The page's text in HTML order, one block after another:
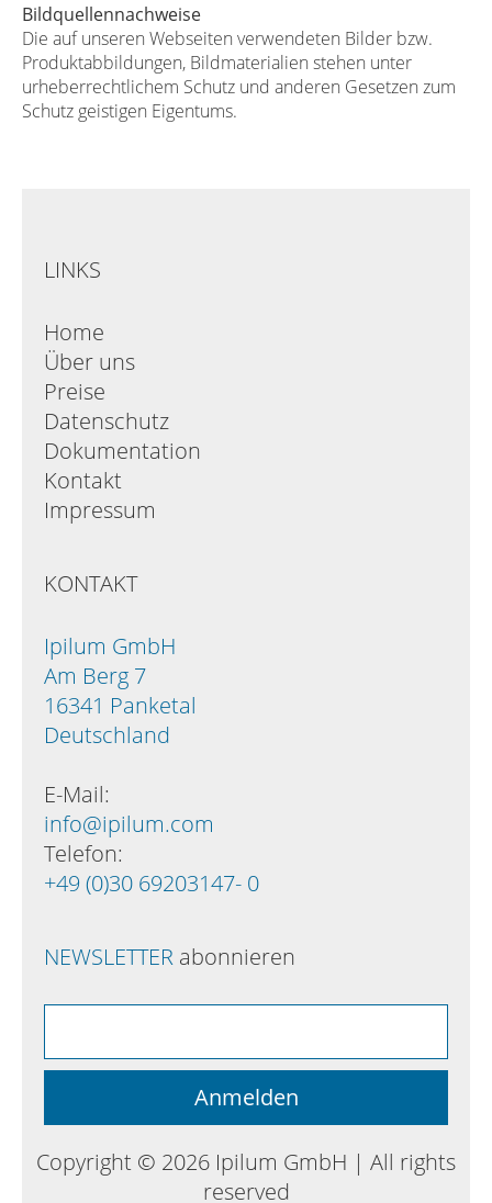
Bildquellennachweise
Die auf unseren Webseiten verwendeten Bilder bzw.
Produktabbildungen, Bildmaterialien stehen unter
urheberrechtlichem Schutz und anderen Gesetzen zum
Schutz geistigen Eigentums.
LINKS
Home
Über uns
Preise
Datenschutz
Dokumentation
Kontakt
Impressum
KONTAKT
Ipilum GmbH
Am Berg 7
16341 Panketal
Deutschland
E-Mail:
info@ipilum.com
Telefon:
+49 (0)30 69203147- 0
NEWSLETTER abonnieren
Copyright © 2026 Ipilum GmbH | All rights
reserved